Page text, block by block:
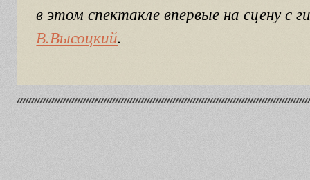
в этом спектакле впервые на сцену с
В.Высоцкий.